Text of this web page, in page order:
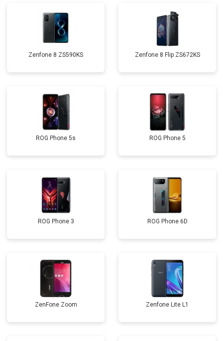
Zenfone 8 ZS590KS Zenfone 8 Flip ZS672KS
ROG Phone 5s ROG Phone 5
ROG Phone 3 ROG Phone 6D
ZenFone Zoom Zenfone Lite L1